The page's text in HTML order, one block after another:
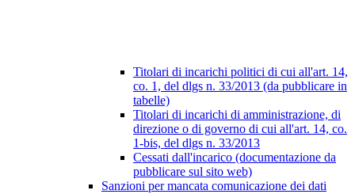
Titolari di incarichi politici di cui all'art. 14,
co. 1, del dlgs n. 33/2013 (da pubblicare in
tabelle)
Titolari di incarichi di amministrazione, di
direzione o di governo di cui all'art. 14, co.
1-bis, del dlgs n. 33/2013
Cessati dall'incarico (documentazione da
pubblicare sul sito web)
Sanzioni per mancata comunicazione dei dati